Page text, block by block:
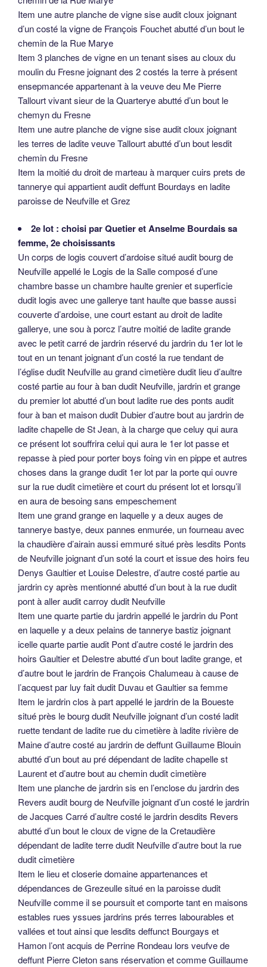
Item une autre planche de vigne sise audit cloux joignant
d’un costé la vigne de François Fouchet abutté d’un bout le
chemin de la Rue Marye
Item 3 planches de vigne en un tenant sises au cloux du
moulin du Fresne joignant des 2 costés la terre à présent
ensepmancée appartenant à la veuve deu Me Pierre
Tallourt vivant sieur de la Quarterye abutté d’un bout le
chemyn du Fresne
Item une autre planche de vigne sise audit cloux joignant
les terres de ladite veuve Tallourt abutté d’un bout lesdit
chemin du Fresne
Item la moitié du droit de marteau à marquer cuirs prets de
tannerye qui appartient audit deffunt Bourdays en ladite
paroisse de Neufville et Grez
2e lot : choisi par Quetier et Anselme Bourdais sa
femme, 2e choisissants
Un corps de logis couvert d’ardoise situé audit bourg de
Neufville appellé le Logis de la Salle composé d’une
chambre basse un chambre haulte grenier et superficie
dudit logis avec une gallerye tant haulte que basse aussi
couverte d’ardoise, une court estant au droit de ladite
gallerye, une sou à porcz l’autre moitié de ladite grande
avec le petit carré de jardrin réservé du jardrin du 1er lot le
tout en un tenant joignant d’un costé la rue tendant de
l’église dudit Neufville au grand cimetière dudit lieu d’aultre
costé partie au four à ban dudit Neufville, jardrin et grange
du premier lot abutté d’un bout ladite rue des ponts audit
four à ban et maison dudit Dubier d’autre bout au jardrin de
ladite chapelle de St Jean, à la charge que celuy qui aura
ce présent lot souffrira celui qui aura le 1er lot passe et
repasse à pied pour porter boys foing vin en pippe et autres
choses dans la grange dudit 1er lot par la porte qui ouvre
sur la rue dudit cimetière et court du présent lot et lorsqu’il
en aura de besoing sans empeschement
Item une grand grange en laquelle y a deux auges de
tannerye bastye, deux pannes enmurée, un fourneau avec
la chaudière d’airain aussi emmuré situé près lesdits Ponts
de Neufville joignant d’un soté la court et issue des hoirs feu
Denys Gaultier et Louise Delestre, d’autre costé partie au
jardrin cy après mentionné abutté d’un bout à la rue dudit
pont à aller audit carroy dudit Neufville
Item une quarte partie du jardrin appellé le jardrin du Pont
en laquelle y a deux pelains de tannerye bastiz joignant
icelle quarte partie audit Pont d’autre costé le jardrin des
hoirs Gaultier et Delestre abutté d’un bout ladite grange, et
d’autre bout le jardrin de François Chalumeau à cause de
l’acquest par luy fait dudit Duvau et Gaultier sa femme
Item le jardrin clos à part appellé le jardrin de la Boueste
situé près le bourg dudit Neufville joignant d’un costé ladit
ruette tendant de ladite rue du cimetière à ladite rivière de
Maine d’autre costé au jardrin de deffunt Guillaume Blouin
abutté d’un bout au pré dépendant de ladite chapelle st
Laurent et d’autre bout au chemin dudit cimetière
Item une planche de jardrin sis en l’enclose du jardrin des
Revers audit bourg de Neufville joignant d’un costé le jardrin
de Jacques Carré d’aultre costé le jardrin desdits Revers
abutté d’un bout le cloux de vigne de la Cretaudière
dépendant de ladite terre dudit Neufville d’autre bout la rue
dudit cimetière
Item le lieu et closerie domaine appartenances et
dépendances de Grezeulle situé en la paroisse dudit
Neufville comme il se poursuit et comporte tant en maisons
estables rues yssues jardrins prés terres labourables et
vallées et tout ainsi que lesdits deffunct Bourgays et
Hamon l’ont acquis de Perrine Rondeau lors veufve de
deffunt Pierre Cleton sans réservation et comme Guillaume